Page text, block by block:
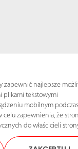
zapewnić najlepsze
plikami tekstowymi
mobilnym podczas
celu zapewnienia, że
do właścicieli